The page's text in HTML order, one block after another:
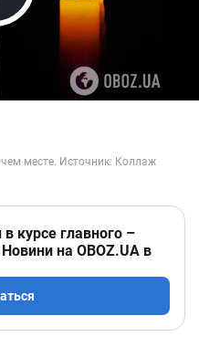
Video
курсе главного –
на OBOZ.UA в